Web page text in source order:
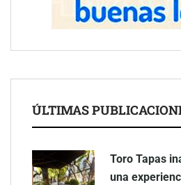
ÚLTIMAS
Toro Tapas
una